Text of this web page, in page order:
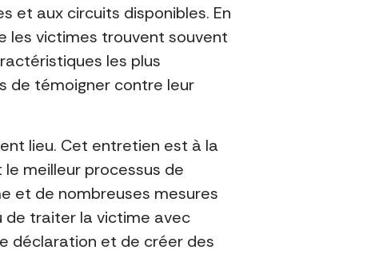
et aux circuits disponibles. En
les victimes trouvent souvent
les plus
de témoigner contre leur
lieu. Cet entretien est à la
meilleur processus de
et de nombreuses mesures
de traiter la victime avec
déclaration et de créer des